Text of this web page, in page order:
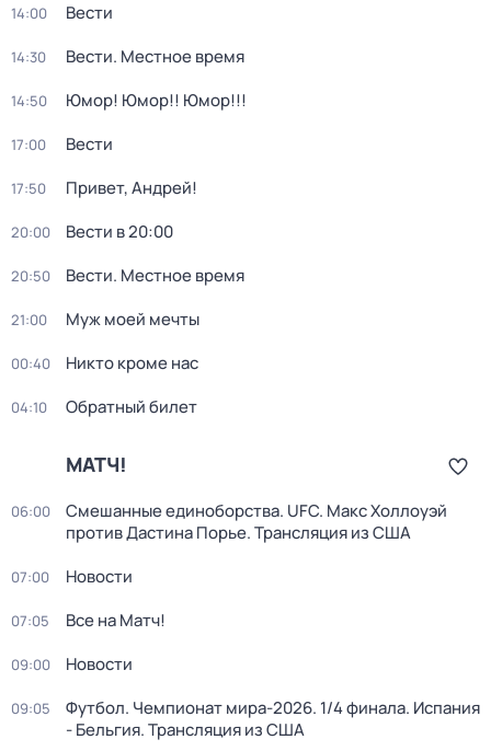
14:00 Вести
14:30 Вести. Местное время
14:50 Юмор! Юмор!! Юмор!!!
17:00 Вести
17:50 Привет, Андрей!
20:00 Вести в 20:00
20:50 Вести. Местное время
21:00 Муж моей мечты
00:40 Никто кроме нас
04:10 Обратный билет
МАТЧ!
06:00
Смешанные единоборства. UFC. Макс Холлоуэй
против Дастина Порье. Трансляция из США
07:00 Новости
07:05 Все на Матч!
09:00 Новости
09:05
Футбол. Чемпионат мира-2026. 1/4 финала. Испания
- Бельгия. Трансляция из США